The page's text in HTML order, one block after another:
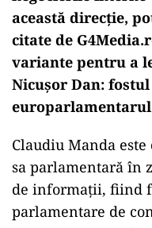
această direcție,
citate de
variante pentru a
Nicușor Dan:
Claudiu Manda
sa parlamentară în
de informații, fiind
parlamentare de